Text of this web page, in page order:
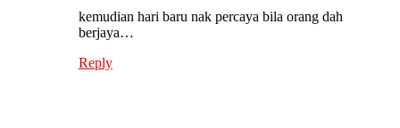
kemudian hari baru nak percaya bila orang dah
berjaya…
Reply